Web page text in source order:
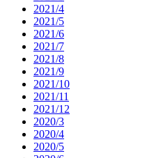
2021/4
2021/5
2021/6
2021/7
2021/8
2021/9
2021/10
2021/11
2021/12
2020/3
2020/4
2020/5